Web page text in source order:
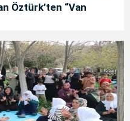
Öztürk’ten “Van